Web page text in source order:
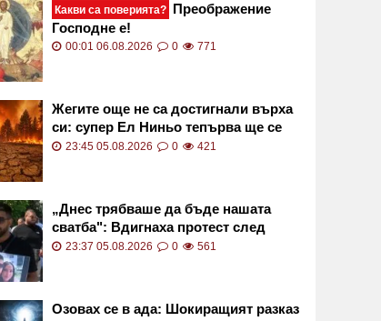
Какви са поверията? Преображение
Господне е!
00:01 06.08.2026 0 771
Жегите още не са достигнали върха
си: супер Ел Ниньо тепърва ще се
засилва
23:45 05.08.2026 0 421
„Днес трябваше да бъде нашата
сватба": Вдигнаха протест след
смъртта на Даяна
23:37 05.08.2026 0 561
Озовах се в ада: Шокиращият разказ